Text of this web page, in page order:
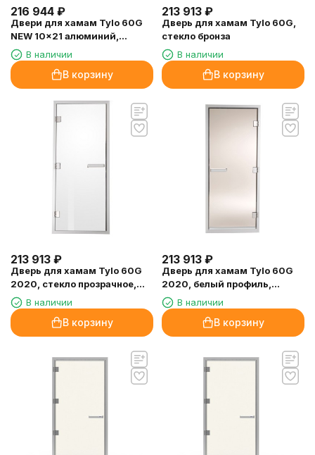
216 944 ₽
Двери для хамам Tylo 60G
NEW 10x21 алюминий,
прозрачное стекло, петли
слева
В наличии
В корзину
213 913 ₽
Дверь для хамам Tylo 60G,
стекло бронза
В наличии
В корзину
213 913 ₽
Дверь для хамам Tylo 60G
2020, стекло прозрачное,
без порога, петли слева
В наличии
В корзину
213 913 ₽
Дверь для хамам Tylo 60G
2020, белый профиль,
стекло бронза
В наличии
В корзину